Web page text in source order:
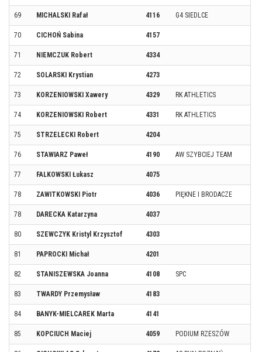
69 MICHALSKI Rafał 4116 G4 SIEDLCE
70 CICHOŃ Sabina 4157
71 NIEMCZUK Robert 4334
72 SOLARSKI Krystian 4273
73 KORZENIOWSKI Xawery 4329 RK ATHLETICS
74 KORZENIOWSKI Robert 4331 RK ATHLETICS
75 STRZELECKI Robert 4204
76 STAWIARZ Paweł 4190 AW SZYBCIEJ TEAM
77 FALKOWSKI Łukasz 4075
78 ZAWITKOWSKI Piotr 4036 PIĘKNE I BRODACZE
78 DARECKA Katarzyna 4037
80 SZEWCZYK Kristyl Krzysztof 4303
81 PAPROCKI Michał 4201
82 STANISZEWSKA Joanna 4108 SPC
83 TWARDY Przemysław 4183
84 BANYK-MIELCAREK Marta 4141
85 KOPCIUCH Maciej 4059 PODIUM RZESZÓW